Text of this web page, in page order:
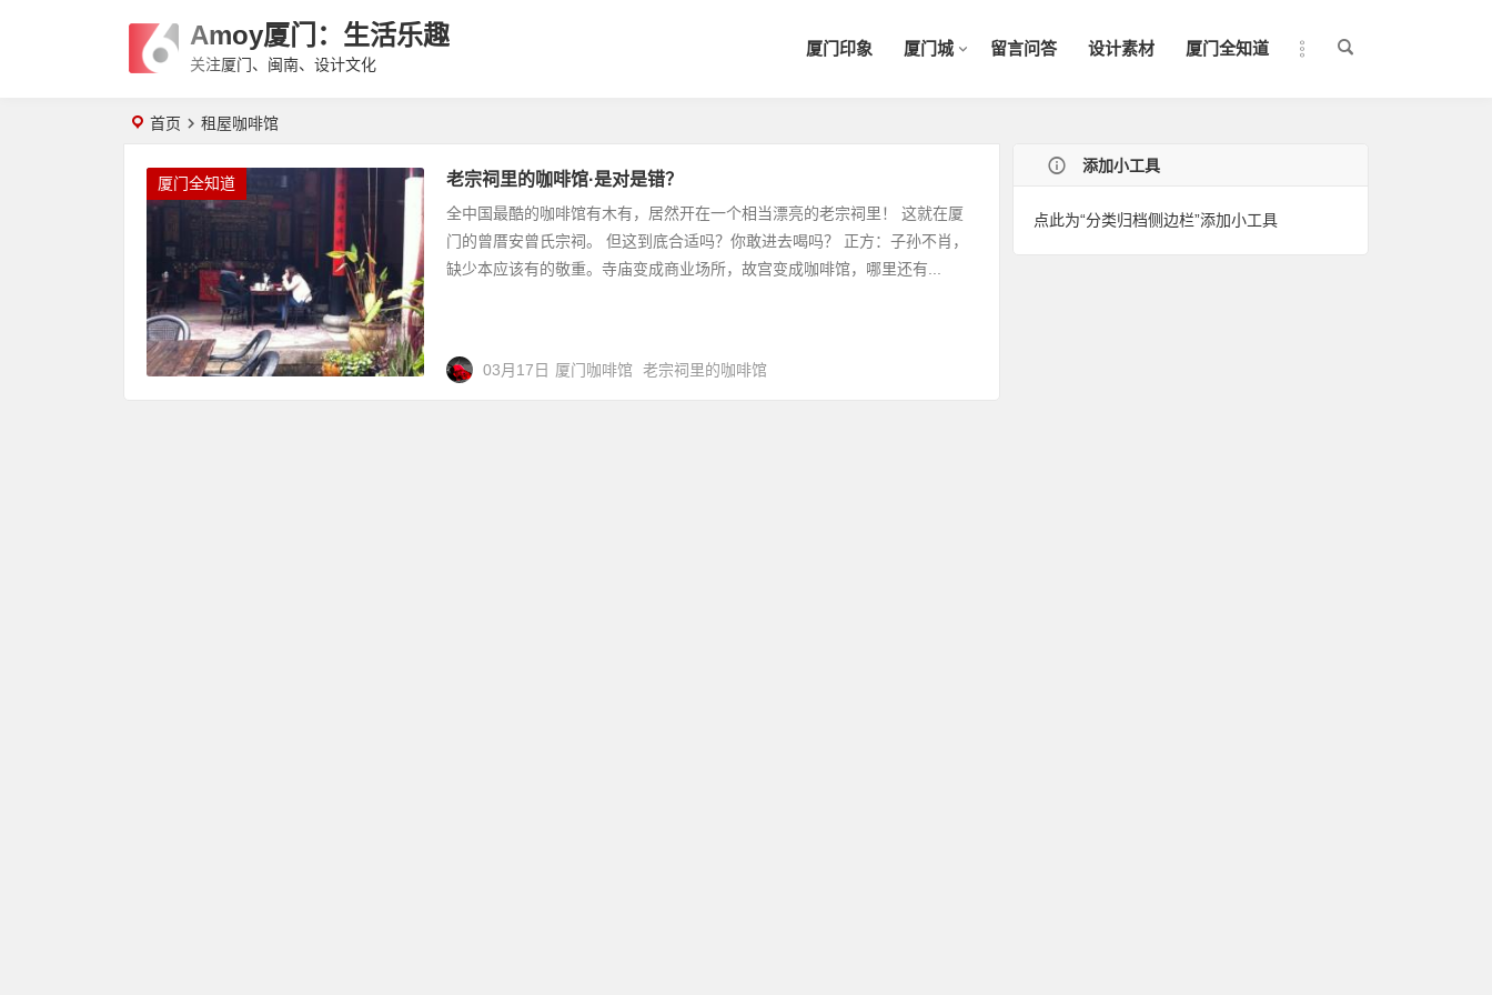
Amoy厦门：生活乐趣
关注厦门、闽南、设计文化
厦门印象 厦门城 留言问答 设计素材 厦门全知道
首页 租屋咖啡馆
厦门全知道 老宗祠里的咖啡馆·是对是错？
全中国最酷的咖啡馆有木有，居然开在一个相当漂亮的老宗祠里！ 这就在厦
门的曾厝安曾氏宗祠。 但这到底合适吗？你敢进去喝吗？ 正方：子孙不肖，
缺少本应该有的敬重。寺庙变成商业场所，故宫变成咖啡馆，哪里还有...
03月17日 厦门咖啡馆 老宗祠里的咖啡馆
添加小工具
点此为“分类归档侧边栏”添加小工具